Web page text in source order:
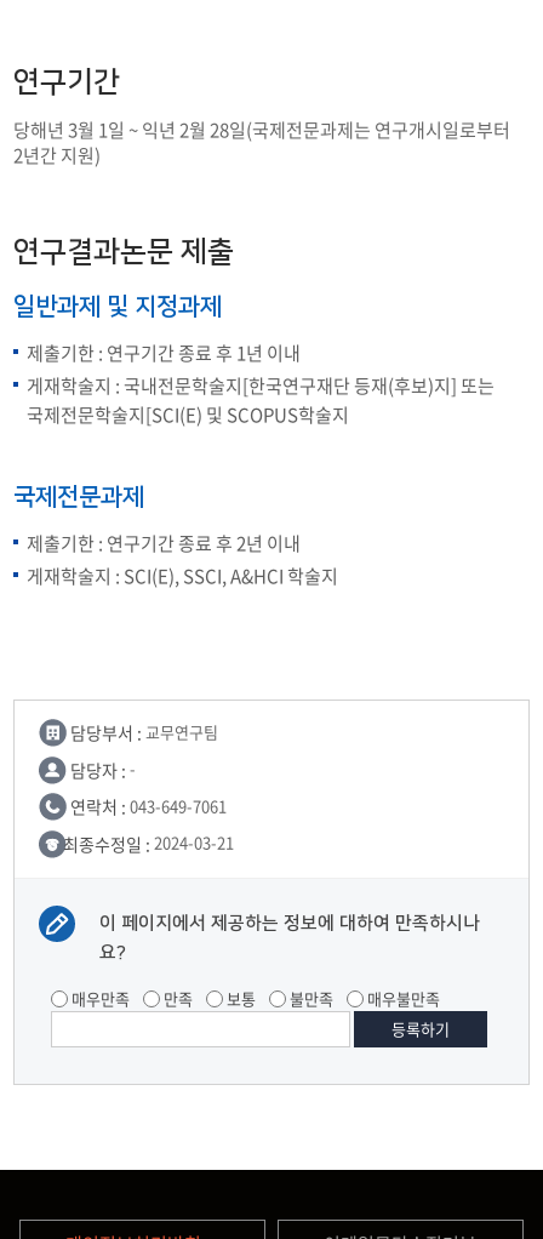
연구기간
당해년 3월 1일 ~ 익년 2월 28일(국제전문과제는 연구개시일로부터
2년간 지원)
연구결과논문 제출
일반과제 및 지정과제
제출기한 : 연구기간 종료 후 1년 이내
게재학술지 : 국내전문학술지[한국연구재단 등재(후보)지] 또는
국제전문학술지[SCI(E) 및 SCOPUS학술지
국제전문과제
제출기한 : 연구기간 종료 후 2년 이내
게재학술지 : SCI(E), SSCI, A&HCI 학술지
담당부서 : 교무연구팀
담당자 : -
연락처 : 043-649-7061
최종수정일 : 2024-03-21
이 페이지에서 제공하는 정보에 대하여 만족하시나
요?
매우만족 만족 보통 불만족 매우불만족